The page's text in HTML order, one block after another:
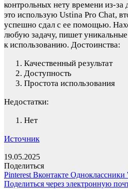
контрольных нету времени из-
это использую Ustina Pro Chat,
успешно сдал с ее помощью.
любую задачу, пишет
к использованию. Достоинства:
Качественный результат
Доступность
Простота использования
Недостатки:
Нет
Источник
19.05.2025
Поделиться
Pinterest Вконтакте Одноклассники
Поделиться через электронную